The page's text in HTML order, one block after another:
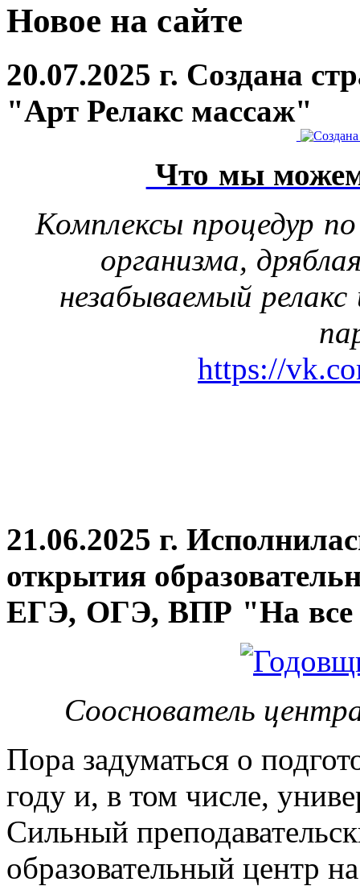
Новое на сайте
20.07.2025 г. Создана
"Арт Релакс массаж"
Что мы
Комплексы процедур
организма,
незабываемый
https://
21.06.2025 г.
открытия
ЕГЭ, ОГЭ, ВПР "На все
Сооснователь
Пора задуматься о
году и, в том числе,
Сильный
образовательный центр